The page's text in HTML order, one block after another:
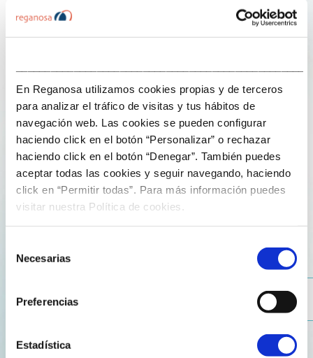
En Reganosa utilizamos cookies propias y de terceros
para analizar el tráfico de visitas y tus hábitos de
navegación web. Las cookies se pueden configurar
haciendo click en el botón “Personalizar” o rechazar
haciendo click en el botón “Denegar”. También puedes
aceptar todas las cookies y seguir navegando, haciendo
click en “Permitir todas”. Para más información puedes
visitar nuestra Política de cookies.
Necesarias
Preferencias
Estadística
decena de ingenieros recién titulados
de su plan estratégico y consolida su expansión.
Reganosa ha iniciado hoy un proceso de captación de
personal para incorporar a su plantilla a diez nuevos
ingenieros. Cuando la selección concluya, en las
próximas semanas, el grupo pasará a contar con 127
trabajadores, el número más alto desde la fundación de
la compañía en 1999. Son casi el doble que al cierre de
superiores en ingeniería industrial, química, naval o
corporativo en Linkedin y a través de la web